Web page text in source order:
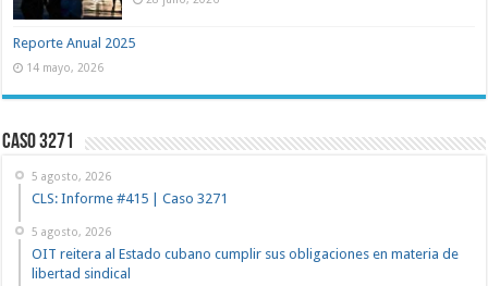
Reporte Anual 2025
14 mayo, 2026
Caso 3271
5 agosto, 2026
CLS: Informe #415 | Caso 3271
5 agosto, 2026
OIT reitera al Estado cubano cumplir sus obligaciones en materia de
libertad sindical